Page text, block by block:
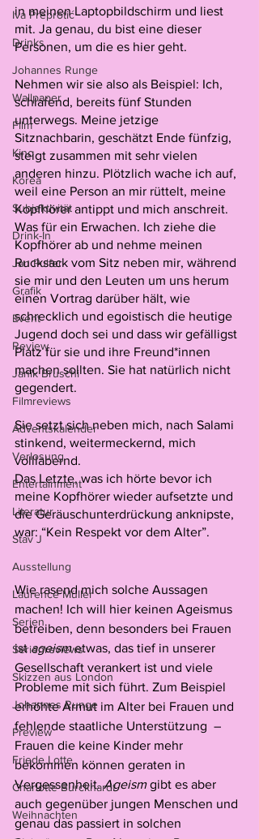
Iva Preprotić
Drinks
Johannes Runge
Wallpaper
Film
Kino
Korea
Subjektivität
Drink-In
Jan Pulfer
Grafik
Event
Review
Janik Bruschi
Filmreviews
Adventskalender
Verlosung
Entertainment
Literatur
Stav J
Ausstellung
Laurence Müller
Serien
Serienreviews
Skizzen aus London
Johannes Runge
Preview
Friede Lotte
Charlotte Burckhardt
Weihnachten
in meinen Laptopbildschirm und liest
mit. Ja genau, du bist eine dieser
Personen, um die es hier geht.
Nehmen wir sie also als Beispiel: Ich,
schlafend, bereits fünf Stunden
unterwegs. Meine jetzige
Sitznachbarin, geschätzt Ende fünfzig,
steigt zusammen mit sehr vielen
anderen hinzu. Plötzlich wache ich auf,
weil eine Person an mir rüttelt, meine
Kopfhörer antippt und mich anschreit.
Was für ein Erwachen. Ich ziehe die
Kopfhörer ab und nehme meinen
Rucksack vom Sitz neben mir, während
sie mir und den Leuten um uns herum
einen Vortrag darüber hält, wie
schrecklich und egoistisch die heutige
Jugend doch sei und dass wir gefälligst
Platz für sie und ihre Freund*innen
machen sollten. Sie hat natürlich nicht
gegendert.
Sie setzt sich neben mich, nach Salami
stinkend, weitermeckernd, mich
volllabernd.
Das Letzte, was ich hörte bevor ich
meine Kopfhörer wieder aufsetzte und
die Geräuschunterdrückung anknipste,
war: “Kein Respekt vor dem Alter”.
Wie rasend mich solche Aussagen
machen! Ich will hier keinen Ageismus
betreiben, denn besonders bei Frauen
ist ageism etwas, das tief in unserer
Gesellschaft verankert ist und viele
Probleme mit sich führt. Zum Beispiel
erhöhte Armut im Alter bei Frauen und
fehlende staatliche Unterstützung  –
Frauen die keine Kinder mehr
bekommen können geraten in
Vergessenheit. Ageism gibt es aber
auch gegenüber jungen Menschen und
genau das passiert in solchen